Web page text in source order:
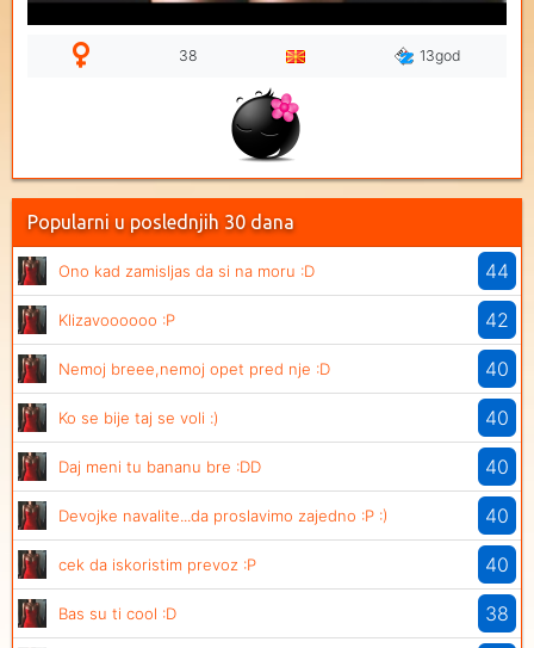
38 13god
Popularni u poslednjih 30 dana
Ono kad zamisljas da si na moru :D 44
Klizavoooooo :P 42
Nemoj breee,nemoj opet pred nje :D 40
Ko se bije taj se voli :) 40
Daj meni tu bananu bre :DD 40
Devojke navalite...da proslavimo zajedno :P :) 40
cek da iskoristim prevoz :P 40
Bas su ti cool :D 38